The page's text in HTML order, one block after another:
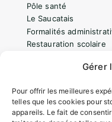
Gérer
Pour offrir les meilleures
telles que les cookies pour
appareils. Le fait de
Pôle santé
Le Saucatais
Formalités
Restauration scolaire
INFORMATIONS
Mentions légales